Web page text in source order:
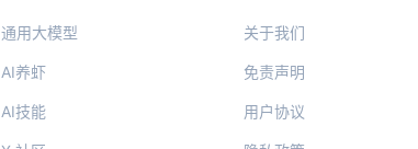
通用大模型
AI养虾
AI技能
关于我们
免责声明
用户协议